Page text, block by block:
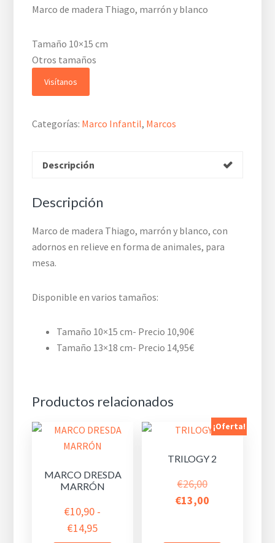
Marco de madera Thiago, marrón y blanco
Tamaño 10×15 cm
Otros tamaños
Visítanos
Categorías: Marco Infantil, Marcos
Descripción
Descripción
Marco de madera Thiago, marrón y blanco, con
adornos en relieve en forma de animales, para
mesa.
Disponible en varios tamaños:
Tamaño 10×15 cm- Precio 10,90€
Tamaño 13×18 cm- Precio 14,95€
Productos relacionados
MARCO DRESDA
MARRÓN
€10,90 -
€14,95Rango
¡Oferta!
TRILOGY 2
€26,00El
precio
€13,00